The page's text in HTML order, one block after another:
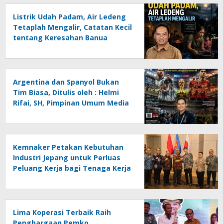
Listrik Udah Padam, Air Ledeng
Tetaplah Mengalir, Catatan Kecil
tentang Keresahan Banua
Ancaman Lingkungan, Oleh :
Helmi Rifai, SH
Argentina dan Spanyol Bukan
Tim Biasa, Ditulis oleh : Helmi
Rifai, SH, Pimpinan Umum Media
Kemnaker Petakan Kebutuhan
Industri Jepang untuk Perluas
Peluang Kerja bagi Tenaga Kerja
Lima Koperasi Terbaik Raih